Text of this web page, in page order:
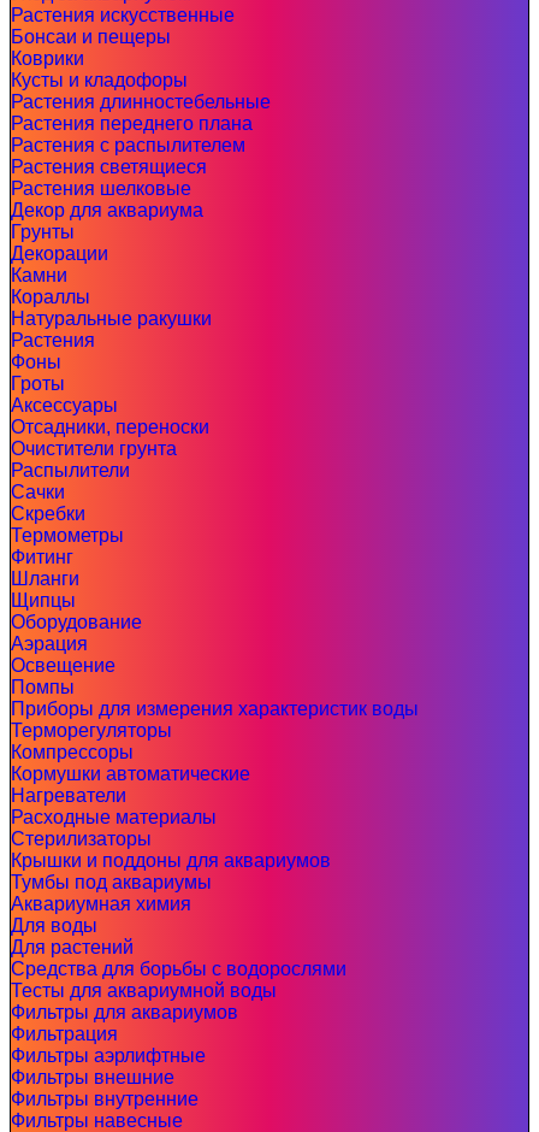
Растения искусственные
Бонсаи и пещеры
Коврики
Кусты и кладофоры
Растения длинностебельные
Растения переднего плана
Растения с распылителем
Растения светящиеся
Растения шелковые
Декор для аквариума
Грунты
Декорации
Камни
Кораллы
Натуральные ракушки
Растения
Фоны
Гроты
Аксессуары
Отсадники, переноски
Очистители грунта
Распылители
Сачки
Скребки
Термометры
Фитинг
Шланги
Щипцы
Оборудование
Аэрация
Освещение
Помпы
Приборы для измерения характеристик воды
Терморегуляторы
Компрессоры
Кормушки автоматические
Нагреватели
Расходные материалы
Стерилизаторы
Крышки и поддоны для аквариумов
Тумбы под аквариумы
Аквариумная химия
Для воды
Для растений
Средства для борьбы с водорослями
Тесты для аквариумной воды
Фильтры для аквариумов
Фильтрация
Фильтры аэрлифтные
Фильтры внешние
Фильтры внутренние
Фильтры навесные